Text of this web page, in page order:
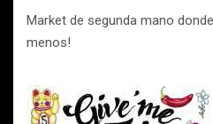
Market de segunda mano
menos!